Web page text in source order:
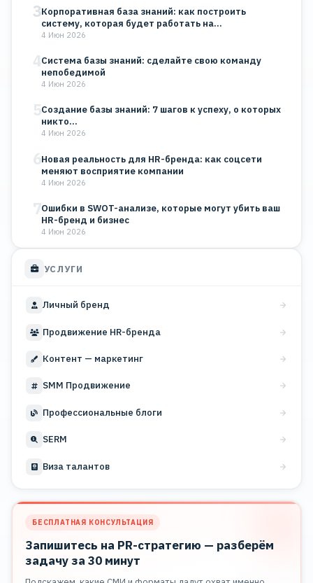
3Корпоративная база знаний: как построить
систему, которая будет работать на…
4 Июн 2026
4Система базы знаний: сделайте свою команду
непобедимой
4 Июн 2026
5Создание базы знаний: 7 шагов к успеху, о которых
никто…
4 Июн 2026
6Новая реальность для HR-бренда: как соцсети
меняют восприятие компании
4 Июн 2026
7Ошибки в SWOT-анализе, которые могут убить ваш
HR-бренд и бизнес
4 Июн 2026
УСЛУГИ
Личный бренд
Продвижение HR-бренда
Контент — маркетинг
SMM Продвижение
Профессиональные блоги
SERM
Виза талантов
БЕСПЛАТНАЯ КОНСУЛЬТАЦИЯ
Запишитесь на PR-стратегию — разберём
задачу за 30 минут